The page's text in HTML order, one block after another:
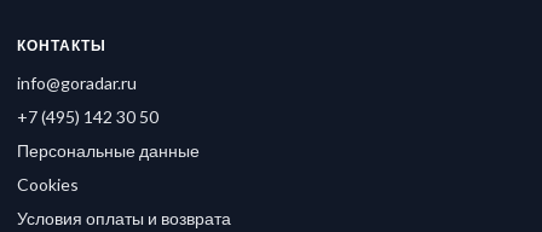
КОНТАКТЫ
info@goradar.ru
+7 (495) 142 30 50
Персональные данные
Cookies
Условия оплаты и возврата